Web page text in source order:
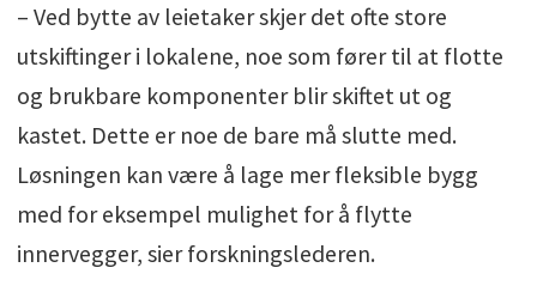
– Ved bytte av leietaker skjer det ofte store
utskiftinger i lokalene, noe som fører til at flotte
og brukbare komponenter blir skiftet ut og
kastet. Dette er noe de bare må slutte med.
Løsningen kan være å lage mer fleksible bygg
med for eksempel mulighet for å flytte
innervegger, sier forskningslederen.